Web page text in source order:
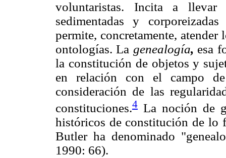
voluntaristas. Incita a
sedimentadas y
permite, concretamente,
ontologías. La genealogía, esa
la constitución de objetos y
en relación con el campo
consideración de las
constituciones.4 La noción de
históricos de constitución de lo
Butler ha denominado
1990: 66).